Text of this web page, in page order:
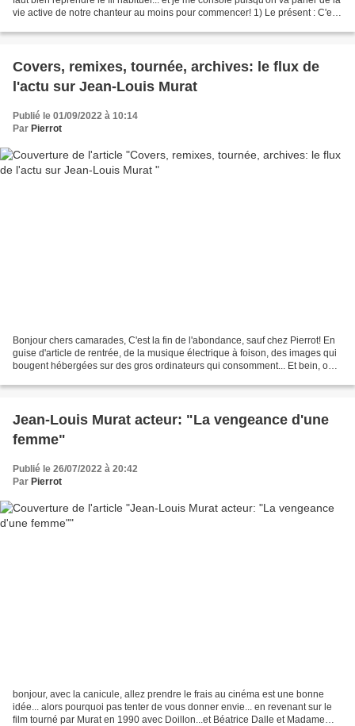
vie active de notre chanteur au moins pour commencer! 1) Le présent : C'est
Covers, remixes, tournée, archives: le flux de
l'actu sur Jean-Louis Murat
Publié le 01/09/2022 à 10:14
Par Pierrot
Bonjour chers camarades, C'est la fin de l'abondance, sauf chez Pierrot! En
guise d'article de rentrée, de la musique électrique à foison, des images qui
bougent hébergées sur des gros ordinateurs qui consomment... Et bein, on
Jean-Louis Murat acteur: "La vengeance d'une
femme"
Publié le 26/07/2022 à 20:42
Par Pierrot
bonjour, avec la canicule, allez prendre le frais au cinéma est une bonne
idée... alors pourquoi pas tenter de vous donner envie... en revenant sur le
film tourné par Murat en 1990 avec Doillon...et Béatrice Dalle et Madame